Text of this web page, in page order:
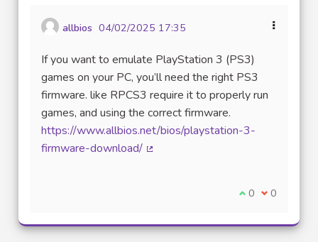
allbios 04/02/2025 17:35
If you want to emulate PlayStation 3 (PS3)
games on your PC, you’ll need the right PS3
firmware. like RPCS3 require it to properly run
games, and using the correct firmware.
https://www.allbios.net/bios/playstation-3-
firmware-download/
Je suis d'accord
0 Je ne suis
0